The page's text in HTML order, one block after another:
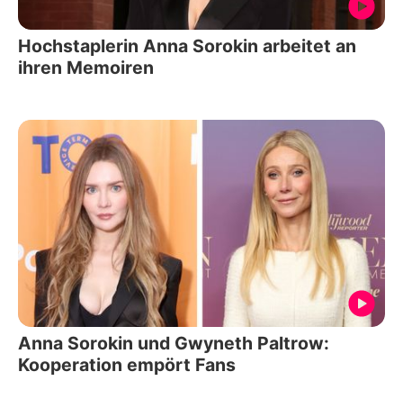
Hochstaplerin Anna Sorokin arbeitet an
ihren Memoiren
Anna Sorokin und Gwyneth Paltrow:
Kooperation empört Fans